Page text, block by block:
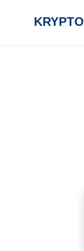
KRYPTO